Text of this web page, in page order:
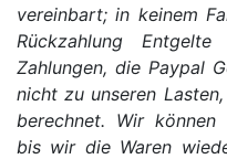
vereinbart; in keinem
Rückzahlung
Zahlungen, die Paypal
nicht zu unseren
berechnet. Wir können
bis wir die Waren